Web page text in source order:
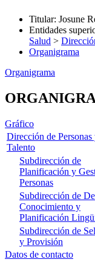
Titular: Josune
Entidades
Salud >
Organigrama
Organigrama
Gráfico
Dirección de Personas
Talento
Subdirección de
Planificación y
Personas
Subdirección de
Conocimiento y
Planificación
Subdirección de
y Provisión
Datos de contacto